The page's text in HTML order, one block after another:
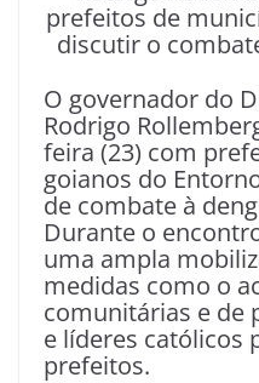
prefeitos de
discutir o
O governador do
Rodrigo
feira (23) com
goianos do
de combate à
Durante o
uma ampla
medidas como o
comunitárias e de
e líderes católicos
prefeitos.